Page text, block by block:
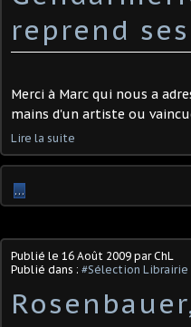
reprend
Merci à Marc qui nous a
mains d'un artiste ou
Lire la suite
…
Publié le 16 Août 2009 par ChL
Publié dans : #Sélection Librairie